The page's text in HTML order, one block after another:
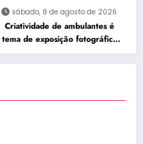
sábado, 8 de agosto de 2026
Criatividade de ambulantes é
tema de exposição fotográfica
no Rio